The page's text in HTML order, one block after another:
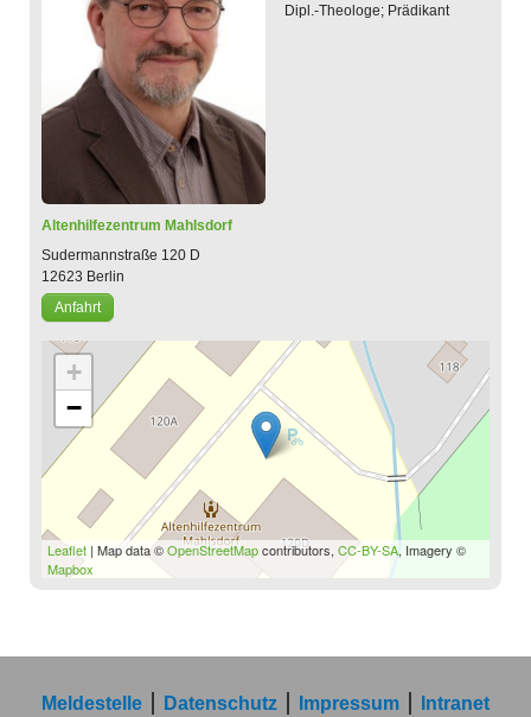
Dipl.-Theologe; Prädikant
Altenhilfezentrum Mahlsdorf
Sudermannstraße 120 D
12623 Berlin
Anfahrt
+
−
Leaflet | Map data ©OpenStreetMapcontributors, CC-BY-SA, Imagery ©
Mapbox
Meldestelle Datenschutz Impressum Intranet